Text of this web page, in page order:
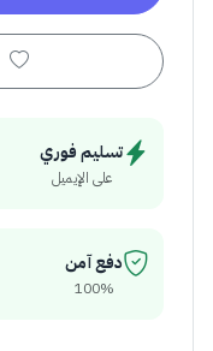
تسليم فوري
على الإيميل
دفع آمن
100%